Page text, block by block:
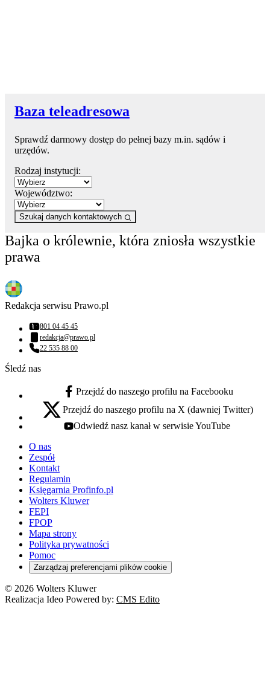
Baza teleadresowa
Sprawdź darmowy dostęp do pełnej bazy m.in. sądów i
urzędów.
Rodzaj instytucji:
Województwo:
Szukaj danych kontaktowych
Bajka o królewnie, która zniosła wszystkie
prawa
Redakcja serwisu Prawo.pl
Numer telefonu:
801 04 45 45
Adres email:
redakcja@prawo.pl
Numer telefonu:
22 535 88 00
Śledź nas
facebook - otwiera się w nowej karcie
Przejdź do naszego profilu na Facebooku
x - otwiera się w nowej karcie
Przejdź do naszego profilu na X (dawniej Twitter)
youtube - otwiera się w nowej karcie
Odwiedź nasz kanał w serwisie YouTube
O nas
Zespół
Kontakt
Regulamin
Księgarnia Profinfo.pl
Wolters Kluwer
FEPI
FPOP
Mapa strony
Polityka prywatności
Pomoc
Zarządzaj preferencjami plików cookie
© 2026 Wolters Kluwer
Realizacja Ideo Powered by: CMS Edito